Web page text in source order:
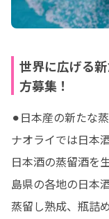
世界に広げる
方募集！
⚫︎日本産の新たな
ナオライでは日本
日本酒の蒸留酒を
島県の各地の日本
蒸留し熟成、瓶詰